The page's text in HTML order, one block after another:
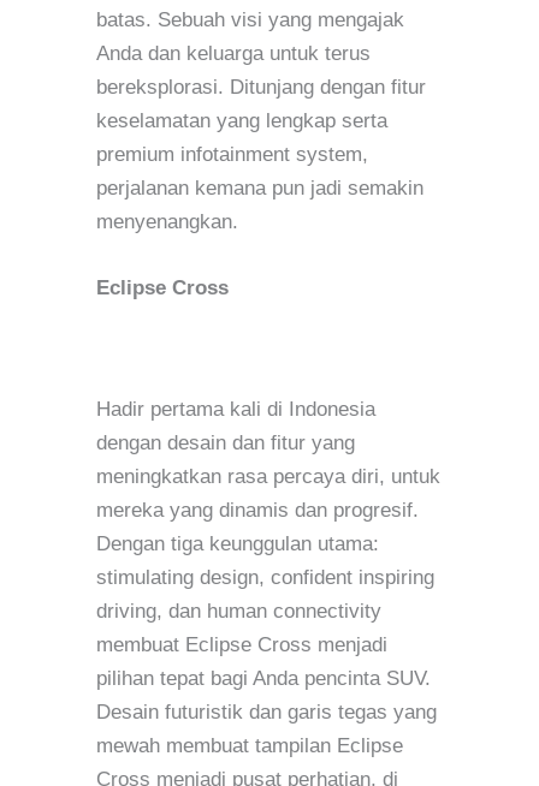
batas. Sebuah visi yang mengajak
Anda dan keluarga untuk terus
bereksplorasi. Ditunjang dengan fitur
keselamatan yang lengkap serta
premium infotainment system,
perjalanan kemana pun jadi semakin
menyenangkan.
Eclipse Cross
Hadir pertama kali di Indonesia
dengan desain dan fitur yang
meningkatkan rasa percaya diri, untuk
mereka yang dinamis dan progresif.
Dengan tiga keunggulan utama:
stimulating design, confident inspiring
driving, dan human connectivity
membuat Eclipse Cross menjadi
pilihan tepat bagi Anda pencinta SUV.
Desain futuristik dan garis tegas yang
mewah membuat tampilan Eclipse
Cross menjadi pusat perhatian, di